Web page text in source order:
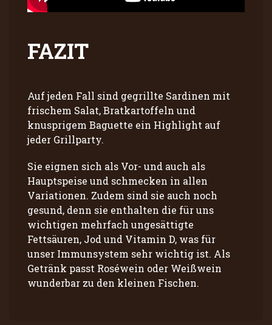
FAZIT
Auf jeden Fall sind gegrillte Sardinen mit
frischem Salat, Bratkartoffeln und
knusprigem Baguette ein Highlight auf
jeder Grillparty.
Sie eignen sich als Vor- und auch als
Hauptspeise und schmecken in allen
Variationen. Zudem sind sie auch noch
gesund, denn sie enthalten die für uns
wichtigen mehrfach ungesättigte
Fettsäuren, Jod und Vitamin D, was für
unser Immunsystem sehr wichtig ist. Als
Getränk passt Roséwein oder Weißwein
wunderbar zu den kleinen Fischen.